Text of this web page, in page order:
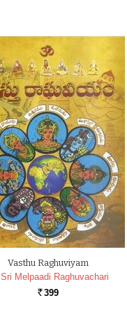
Vasthu Raghuviyam
Sri Melpaadi Raghuvachari
Rs. 399